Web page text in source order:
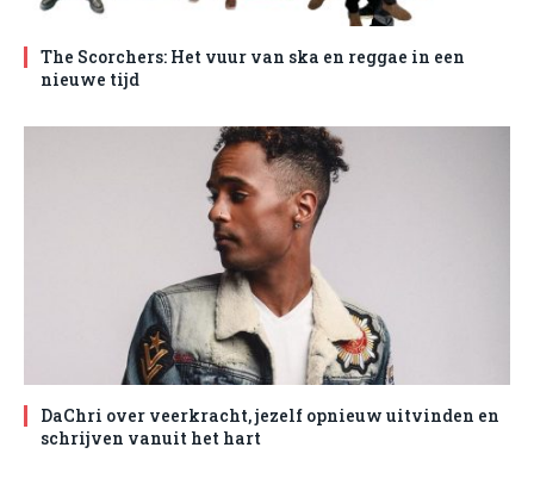
The Scorchers: Het vuur van ska en reggae in een
nieuwe tijd
DaChri over veerkracht, jezelf opnieuw uitvinden en
schrijven vanuit het hart